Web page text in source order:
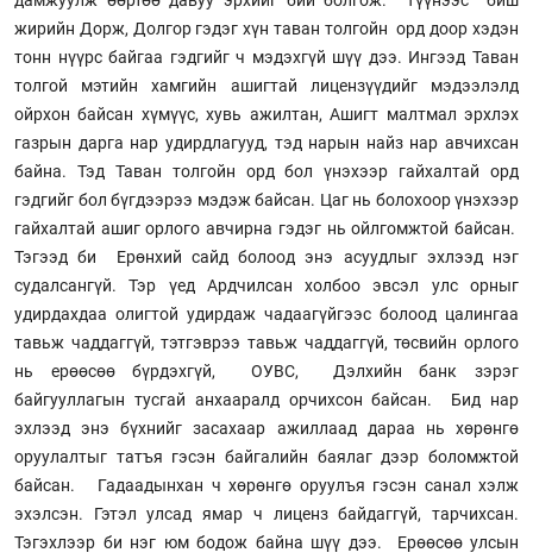
жирийн Дорж, Долгор гэдэг хүн таван толгойн орд доор хэдэн
тонн нүүрс байгаа гэдгийг ч мэдэхгүй шүү дээ. Ингээд Таван
толгой мэтийн хамгийн ашигтай лицензүүдийг мэдээлэлд
ойрхон байсан хүмүүс, хувь ажилтан, Ашигт малтмал эрхлэх
газрын дарга нар удирдлагууд, тэд нарын найз нар авчихсан
байна. Тэд Таван толгойн орд бол үнэхээр гайхалтай орд
гэдгийг бол бүгдээрээ мэдэж байсан. Цаг нь болохоор үнэхээр
гайхалтай ашиг орлого авчирна гэдэг нь ойлгомжтой байсан.
Тэгээд би Ерөнхий сайд болоод энэ асуудлыг эхлээд нэг
судалсангүй. Тэр үед Ардчилсан холбоо эвсэл улс орныг
удирдахдаа олигтой удирдаж чадаагүйгээс болоод цалингаа
тавьж чаддаггүй, тэтгэврээ тавьж чаддаггүй, төсвийн орлого
нь ерөөсөө бүрдэхгүй, ОУВС, Дэлхийн банк зэрэг
байгууллагын тусгай анхааралд орчихсон байсан. Бид нар
эхлээд энэ бүхнийг засахаар ажиллаад дараа нь хөрөнгө
оруулалтыг татъя гэсэн байгалийн баялаг дээр боломжтой
байсан. Гадаадынхан ч хөрөнгө оруулъя гэсэн санал хэлж
эхэлсэн. Гэтэл улсад ямар ч лиценз байдаггүй, тарчихсан.
Тэгэхлээр би нэг юм бодож байна шүү дээ. Ерөөсөө улсын